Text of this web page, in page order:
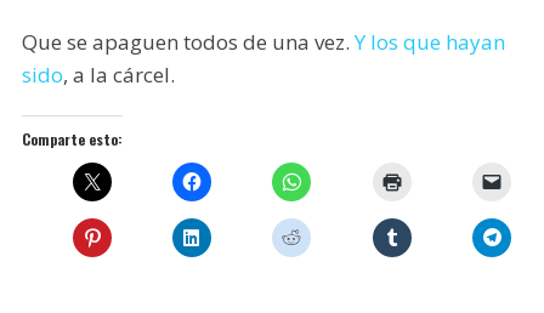
Que se apaguen todos de una vez.Y los que hayan
sido, a la cárcel.
Comparte esto: